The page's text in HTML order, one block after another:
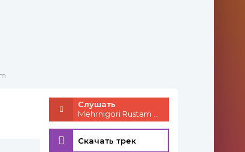
Слушать
Скачать трек